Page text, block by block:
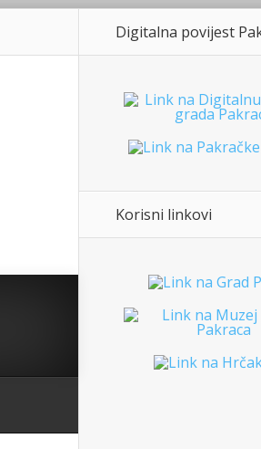
Digitalna povijest
Korisni linkovi